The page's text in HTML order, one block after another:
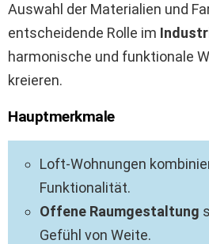
Auswahl der Materialien und
entscheidende Rolle im
harmonische und funktionale
kreieren.
Hauptmerkmale
Loft-Wohnungen
Funktionalität.
Offene Raumgestaltung
Gefühl von Weite.